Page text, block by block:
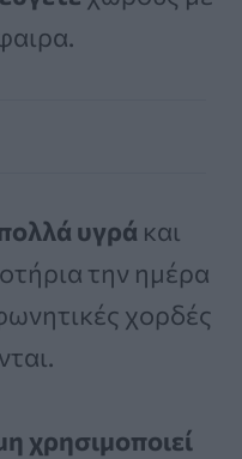
υγρά και
την ημέρα
χορδές
χρησιμοποιεί